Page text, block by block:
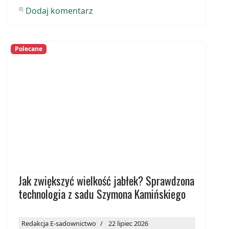
Dodaj komentarz
Polecane
Jak zwiększyć wielkość jabłek? Sprawdzona
technologia z sadu Szymona Kamińskiego
Redakcja E-sadownictwo 22 lipiec 2026